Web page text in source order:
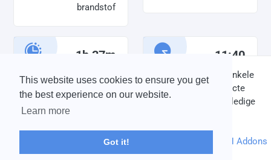
This website uses cookies to ensure you get
the best experience on our website.
Learn more
Got it!
brandstof
1h 37m 11:40
Einde vlucht
DISCLAIMER: V-Bird Virtual Airlines Group kan op geen enkele
wijze aansprakelijkheid aanvaarden voor directe of indirecte
schade die is ontstaan ten gevolge van onjuiste of onvolledige
informatie op deze website.
© 2004 - 2026 V-Bird Virtual Airlines Group |Credits
Powered byphpVMS DH Addons